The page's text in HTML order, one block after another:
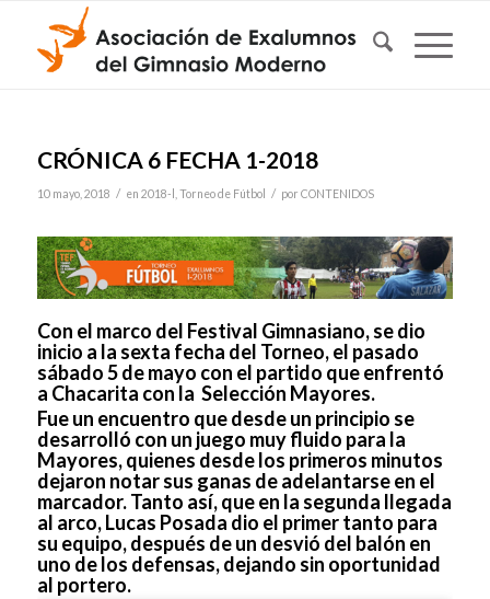
CRÓNICA 6 FECHA 1-2018
10 mayo, 2018 / en 2018-l Torneo de Fútbol / por CONTENIDOS
Con el marco del Festival Gimnasiano, se dio
inicio a la sexta fecha del Torneo, el pasado
sábado 5 de mayo con el partido que enfrentó
a Chacarita con la Selección Mayores.
Fue un encuentro que desde un principio se
desarrolló con un juego muy fluido para la
Mayores, quienes desde los primeros minutos
dejaron notar sus ganas de adelantarse en el
marcador. Tanto así, que en la segunda llegada
al arco, Lucas Posada dio el primer tanto para
su equipo, después de un desvió del balón en
uno de los defensas, dejando sin oportunidad
al portero.